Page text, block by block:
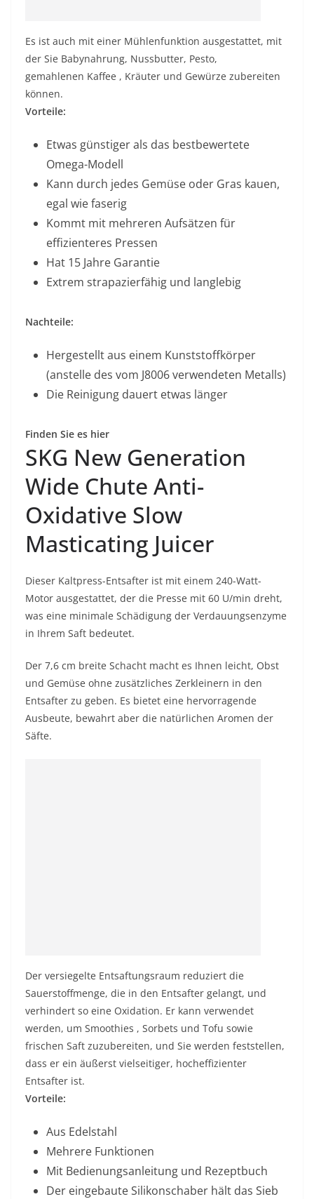
Es ist auch mit einer Mühlenfunktion ausgestattet, mit
der Sie Babynahrung, Nussbutter, Pesto,
gemahlenen Kaffee , Kräuter und Gewürze zubereiten
können.
Vorteile:
Etwas günstiger als das bestbewertete
Omega-Modell
Kann durch jedes Gemüse oder Gras kauen,
egal wie faserig
Kommt mit mehreren Aufsätzen für
effizienteres Pressen
Hat 15 Jahre Garantie
Extrem strapazierfähig und langlebig
Nachteile:
Hergestellt aus einem Kunststoffkörper
(anstelle des vom J8006 verwendeten Metalls)
Die Reinigung dauert etwas länger
Finden Sie es hier
SKG New Generation
Wide Chute Anti-
Oxidative Slow
Masticating Juicer
Dieser Kaltpress-Entsafter ist mit einem 240-Watt-
Motor ausgestattet, der die Presse mit 60 U/min dreht,
was eine minimale Schädigung der Verdauungsenzyme
in Ihrem Saft bedeutet.
Der 7,6 cm breite Schacht macht es Ihnen leicht, Obst
und Gemüse ohne zusätzliches Zerkleinern in den
Entsafter zu geben. Es bietet eine hervorragende
Ausbeute, bewahrt aber die natürlichen Aromen der
Säfte.
Der versiegelte Entsaftungsraum reduziert die
Sauerstoffmenge, die in den Entsafter gelangt, und
verhindert so eine Oxidation. Er kann verwendet
werden, um Smoothies , Sorbets und Tofu sowie
frischen Saft zuzubereiten, und Sie werden feststellen,
dass er ein äußerst vielseitiger, hocheffizienter
Entsafter ist.
Vorteile:
Aus Edelstahl
Mehrere Funktionen
Mit Bedienungsanleitung und Rezeptbuch
Der eingebaute Silikonschaber hält das Sieb